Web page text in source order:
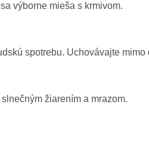
výborne mieša s krmivom.
spotrebu. Uchovávajte
žiarením a mrazom.